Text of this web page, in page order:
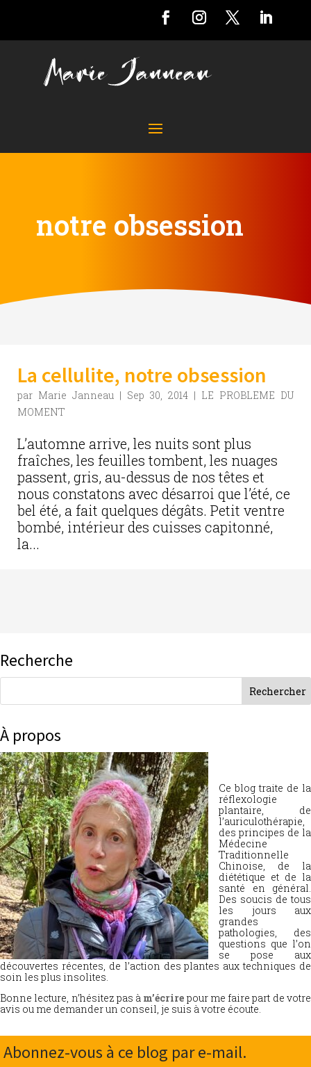
notre obsession
La cellulite, notre obsession
par Marie Janneau | Sep 30, 2014 | LE PROBLEME DU
MOMENT
L’automne arrive, les nuits sont plus
fraîches, les feuilles tombent, les nuages
passent, gris, au-dessus de nos têtes et
nous constatons avec désarroi que l’été, ce
bel été, a fait quelques dégâts. Petit ventre
bombé, intérieur des cuisses capitonné,
la...
Recherche
À propos
Ce blog traite de la
réflexologie
plantaire, de
l’auriculothérapie,
des principes de la
Médecine
Traditionnelle
Chinoise, de la
diététique et de la
santé en général.
Des soucis de tous
les jours aux
grandes
pathologies, des
questions que l’on
se pose aux
découvertes récentes, de l’action des plantes aux techniques de
soin les plus insolites.
Bonne lecture, n’hésitez pas à m’écrire pour me faire part de votre
avis ou me demander un conseil, je suis à votre écoute.
Abonnez-vous à ce blog par e-mail.